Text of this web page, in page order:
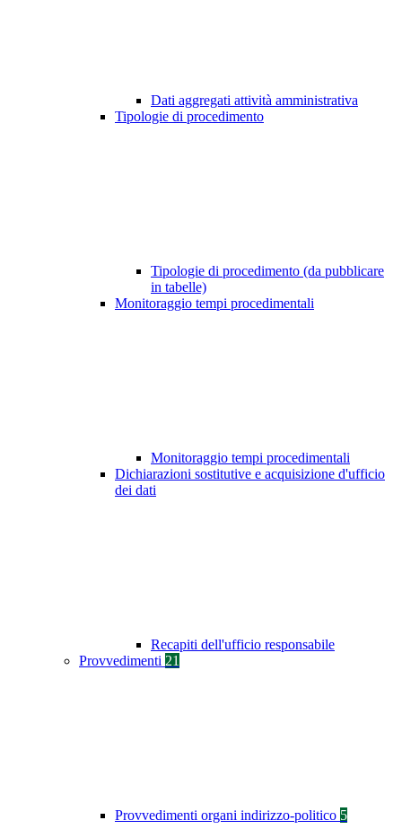
Dati aggregati attività amministrativa
Tipologie di procedimento
Tipologie di procedimento (da pubblicare
in tabelle)
Monitoraggio tempi procedimentali
Monitoraggio tempi procedimentali
Dichiarazioni sostitutive e acquisizione d'ufficio
dei dati
Recapiti dell'ufficio responsabile
Provvedimenti 21
Provvedimenti organi indirizzo-politico 5